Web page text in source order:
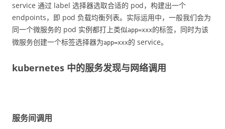
service 通过 label 选择器选取合适的 pod，构建出一个
endpoints，即 pod 负载均衡列表。实际运用中，一般我们会为
同一个微服务的 pod 实例都打上类似app=xxx的标签，同时为该
微服务创建一个标签选择器为app=xxx的 service。
kubernetes 中的服务发现与网络调用
服务间调用